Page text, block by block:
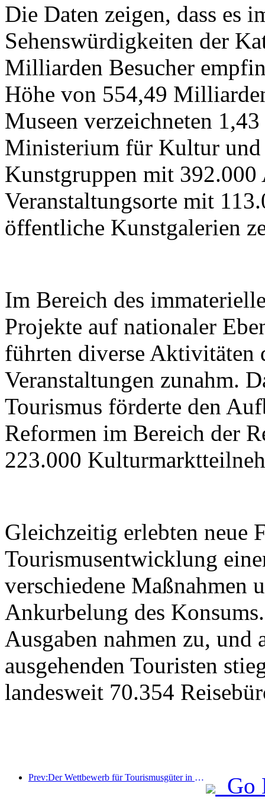
Die Daten zeigen, dass es
Sehenswürdigkeiten der
Milliarden Besucher
Höhe von 554,49
Museen verzeichneten
Ministerium für Kultur und
Kunstgruppen mit
Veranstaltungsorte mit
öffentliche Kunstgalerien
Im Bereich des
Projekte auf nationaler
führten diverse Aktivitäten
Veranstaltungen zunahm.
Tourismus förderte den
Reformen im Bereich der
223.000
Gleichzeitig erlebten neue
Tourismusentwicklung
verschiedene Maßnahmen
Ankurbelung des
Ausgaben nahmen zu,
ausgehenden Touristen
landesweit 70.354
Prev:Der Wettbewerb für Tourismusgüter in China wurde erfolgreich in Xiangtan, Hunan, abgehalten.
Go